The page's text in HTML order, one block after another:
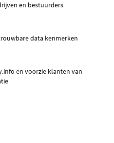
en bestuurders
data kenmerken
en voorzie klanten van